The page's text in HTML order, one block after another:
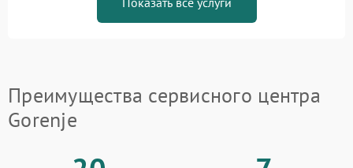
Преимущества сервисного центра
Gorenje